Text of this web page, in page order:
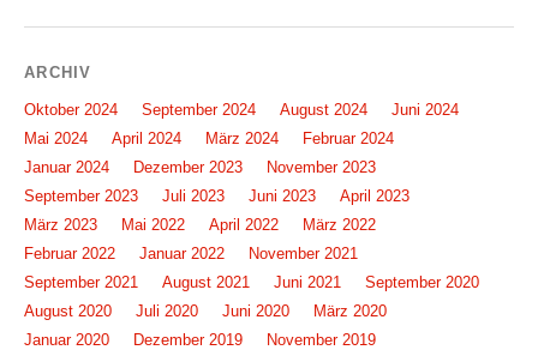
ARCHIV
Oktober 2024 September 2024 August 2024
Juni 2024
Mai 2024
April 2024 März 2024
Februar 2024
Januar 2024
Dezember 2023
November 2023
September 2023
Juli 2023 Juni 2023
April 2023
März 2023
Mai 2022 April 2022
März 2022
Februar 2022
Januar 2022
November 2021
September 2021
August 2021 Juni 2021
September 2020
August 2020
Juli 2020 Juni 2020
März 2020
Januar 2020
Dezember 2019
November 2019